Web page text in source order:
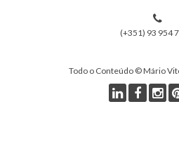
(+351) 93 954
Todo o Conteúdo © Mário